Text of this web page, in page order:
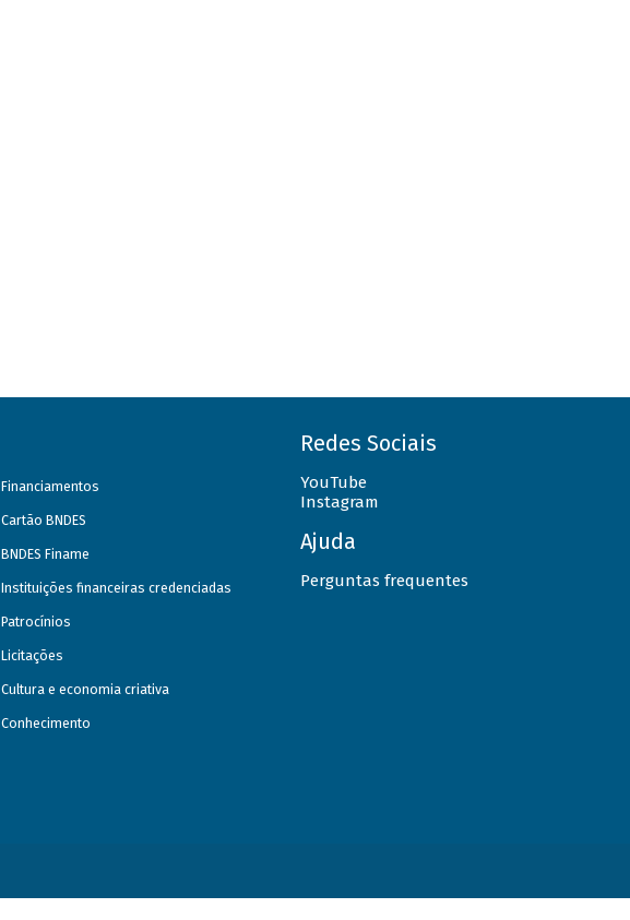
Financiamentos
Cartão BNDES
BNDES Finame
Instituições financeiras credenciadas
Patrocínios
Licitações
Cultura e economia criativa
Conhecimento
Redes Sociais
YouTube
Instagram
Ajuda
Perguntas frequentes